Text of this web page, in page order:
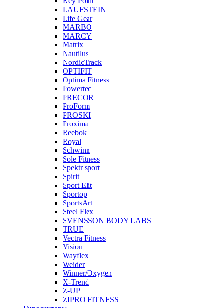
LAUFSTEIN
Life Gear
MARBO
MARCY
Matrix
Nautilus
NordicTrack
OPTIFIT
Optima Fitness
Powertec
PRECOR
ProForm
PROSKI
Proxima
Reebok
Royal
Schwinn
Sole Fitness
Spektr sport
Spirit
Sport Elit
Sportop
SportsArt
Steel Flex
SVENSSON BODY LABS
TRUE
Vectra Fitness
Vision
Wayflex
Weider
Winner/Oxygen
X-Trend
Z-UP
ZIPRO FITNESS